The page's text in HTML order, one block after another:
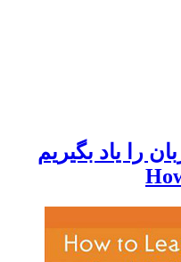
را یاد بگیریم